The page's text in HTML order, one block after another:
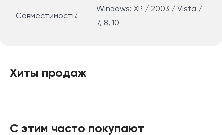
Совместимость:
Windows: XP / 2003 / Vista /
7, 8, 10
Хиты продаж
С этим часто покупают